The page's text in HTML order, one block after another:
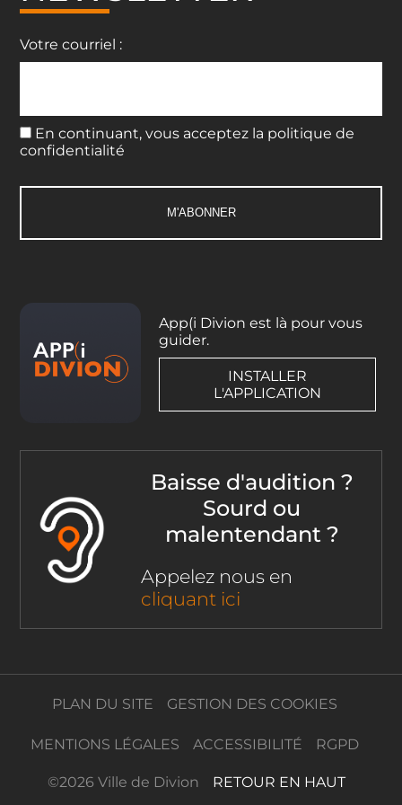
Votre courriel :
En continuant, vous acceptez la politique de
confidentialité
App(i Divion est là pour vous
guider.
INSTALLER
L'APPLICATION
Baisse d'audition ?
Sourd ou
malentendant ?
Appelez nous en
cliquant ici
PLAN DU SITE GESTION DES COOKIES
MENTIONS LÉGALES ACCESSIBILITÉ RGPD
©2026 Ville de Divion RETOUR EN HAUT